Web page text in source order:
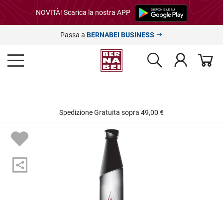
NOVITÀ! Scarica la nostra APP
Passa a BERNABEI BUSINESS
Spedizione Gratuita sopra 49,00 €